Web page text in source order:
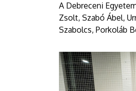
A Debreceni
Zsolt, Szabó Ábel,
Szabolcs, Porkoláb